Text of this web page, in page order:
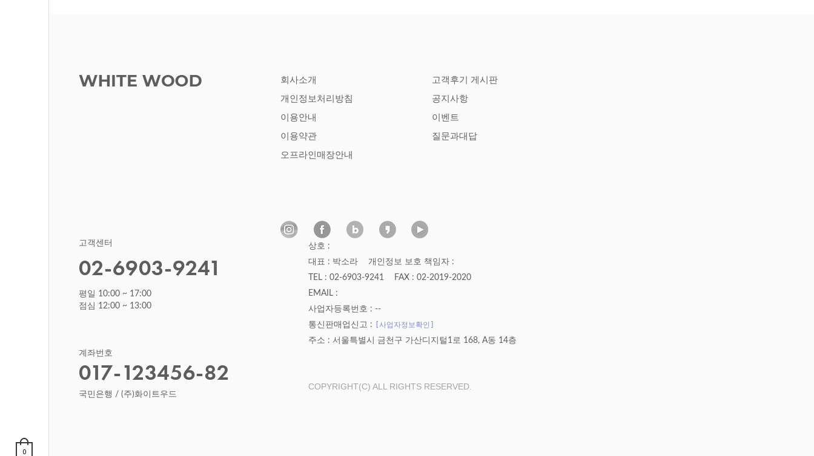
0
회사소개
개인정보처리방침
이용안내
이용약관
오프라인매장안내
고객후기 게시판
공지사항
이벤트
질문과대답
고객센터
02-6903-9241
평일 10:00 ~ 17:00
점심 12:00 ~ 13:00
계좌번호
017-123456-82
국민은행 / (주)화이트우드
상호 :
대표 : 박소라
개인정보 보호 책임자 :
TEL : 02-6903-9241
FAX : 02-2019-2020
EMAIL :
사업자등록번호 : --
통신판매업신고 :
[사업자정보확인]
주소 : 서울특별시 금천구 가산디지털1로 168, A동 14층
COPYRIGHT(C) ALL RIGHTS RESERVED.